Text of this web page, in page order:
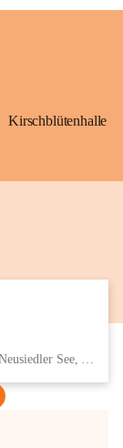
Kirschblütenhalle
Eisenstädter Straße 18, 7091 Breitenbrunn am Neusiedler See, AUT